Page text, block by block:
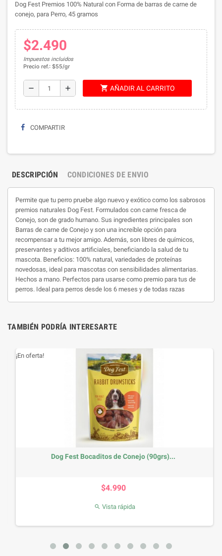
Dog Fest Premios 100% Natural con Forma de barras de carne de
conejo, para Perro, 45 gramos
$2.490
Impuestos incluidos
Precio ref.: $55/gr
remove add shopping_cart AÑADIR AL CARRITO
COMPARTIR
DESCRIPCIÓN CONDICIONES DE ENVIO
Permite que tu perro pruebe algo nuevo y exótico como los sabrosos
premios naturales Dog Fest. Formulados con carne fresca de
Conejo, son de grado humano. Sus ingredientes principales son
Barras de carne de Conejo y son una increíble opción para
recompensar a tu mejor amigo. Además, son libres de químicos,
preservantes y aditivos artificiales, beneficiando la salud de tu
mascota. Beneficios: 100% natural, variedades de proteínas
novedosas, ideal para mascotas con sensibilidades alimentarias.
Hechos a mano. Perfectos para usarse como premio para tus de
perros. Ideal para perros desde los 6 meses y de todas razas
TAMBIÉN PODRÍA INTERESARTE
Dog Fest Bocaditos de Conejo (90grs)...
$4.990
¡En oferta!
Vista rápida